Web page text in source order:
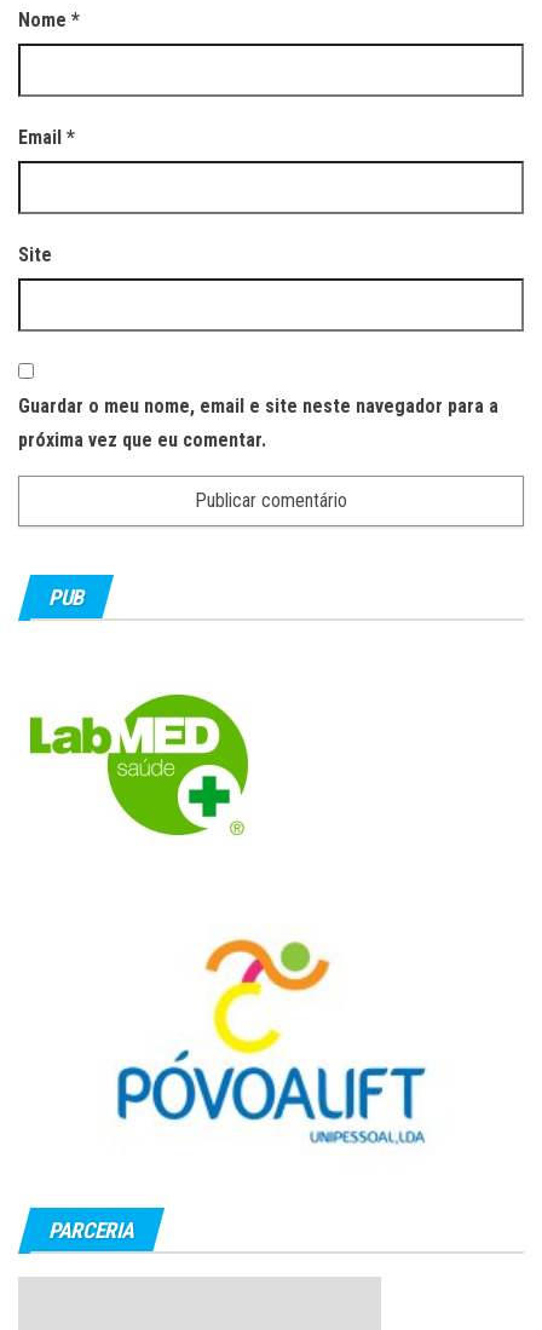
Nome *
Email *
Site
Guardar o meu nome, email e site neste navegador para a
próxima vez que eu comentar.
PUB
PARCERIA